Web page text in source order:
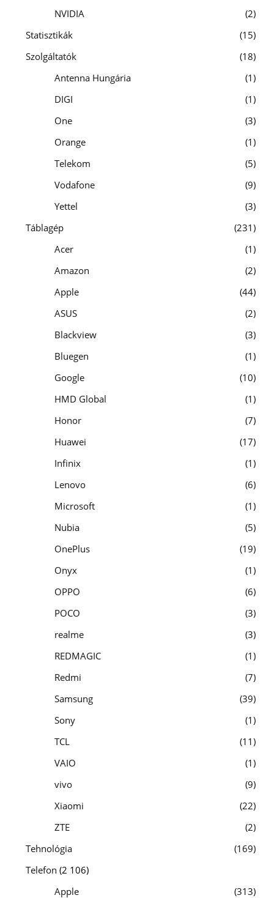
NVIDIA
2
Statisztikák
15
Szolgáltatók
18
Antenna Hungária
1
DIGI
1
One
3
Orange
1
Telekom
5
Vodafone
9
Yettel
3
Táblagép
231
Acer
1
Amazon
2
Apple
44
ASUS
2
Blackview
3
Bluegen
1
Google
10
HMD Global
1
Honor
7
Huawei
17
Infinix
1
Lenovo
6
Microsoft
1
Nubia
5
OnePlus
19
Onyx
1
OPPO
6
POCO
3
realme
3
REDMAGIC
1
Redmi
7
Samsung
39
Sony
1
TCL
11
VAIO
1
vivo
9
Xiaomi
22
ZTE
2
Tehnológia
169
Telefon (2 106)
Apple
313